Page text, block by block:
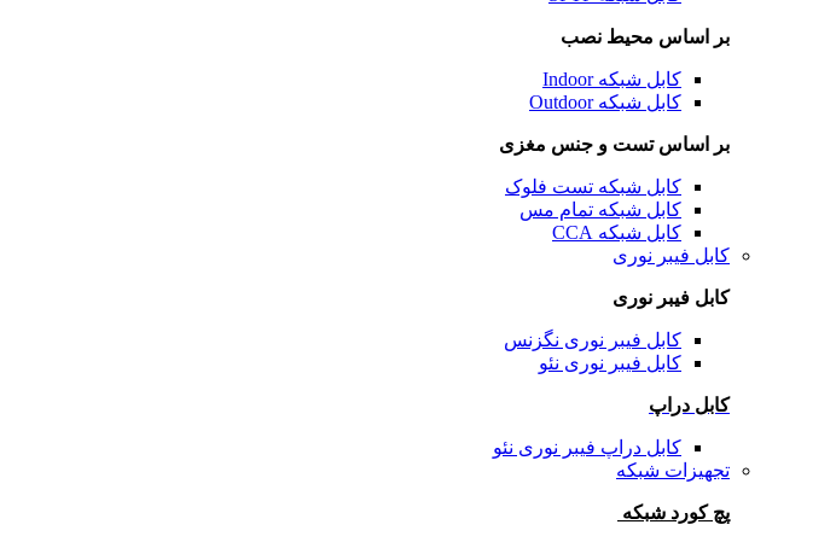
بر اساس محیط نصب
کابل شبکه Indoor
کابل شبکه Outdoor
بر اساس تست و جنس مغزی
کابل شبکه تست فلوک
کابل شبکه تمام مس
کابل شبکه CCA
کابل فیبر نوری
کابل فیبر نوری
کابل فیبر نوری نگزنس
کابل فیبر نوری نئو
کابل دراپ
کابل دراپ فیبر نوری نئو
تجهیزات شبکه
پچ کورد شبکه